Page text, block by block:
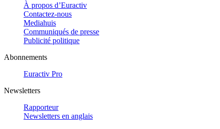
À propos d’Euractiv
Contactez-nous
Mediahuis
Communiqués de presse
Publicité politique
Abonnements
Euractiv Pro
Newsletters
Rapporteur
Newsletters en anglais